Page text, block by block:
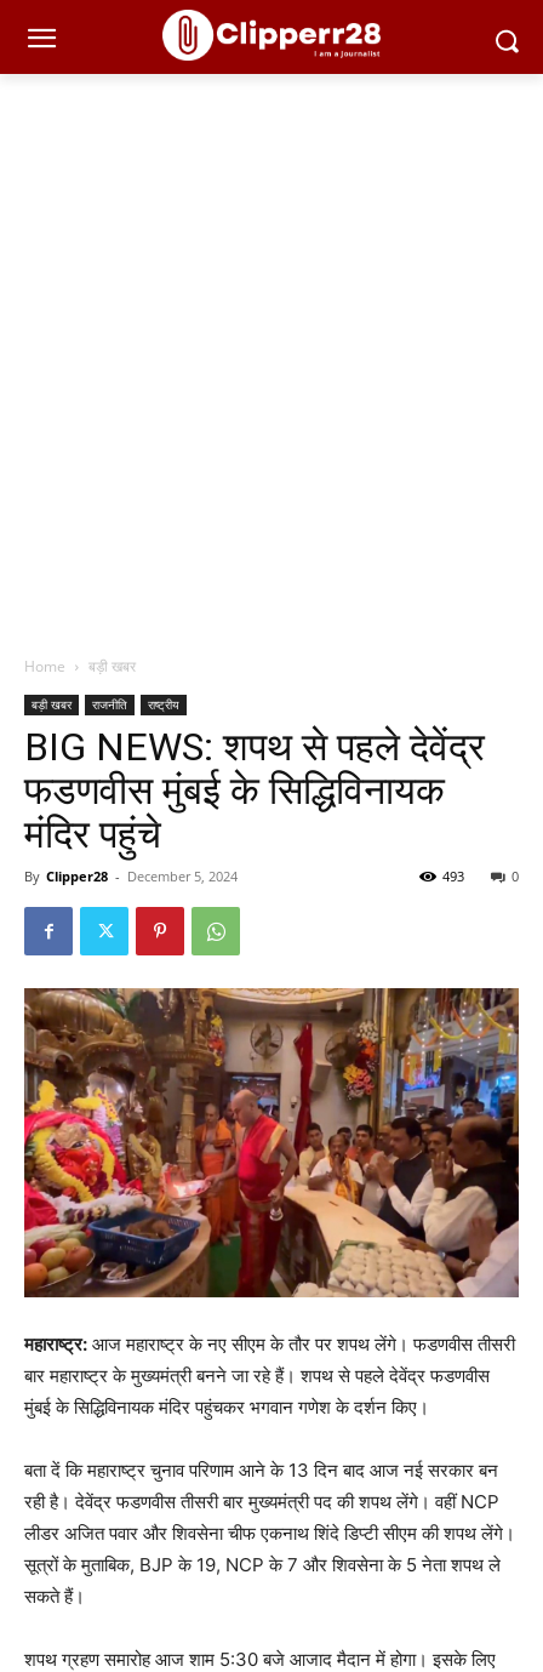
Home बड़ी खबर
बड़ी खबर राजनीति राष्ट्रीय
BIG NEWS: शपथ से पहले देवेंद्र
फडणवीस मुंबई के सिद्धिविनायक
मंदिर पहुंचे
By Clipper28 - December 5, 2024 0
493
महाराष्ट्र: आज महाराष्ट्र के नए सीएम के तौर पर शपथ लेंगे। फडणवीस तीसरी
बार महाराष्ट्र के मुख्यमंत्री बनने जा रहे हैं। शपथ से पहले देवेंद्र फडणवीस
मुंबई के सिद्धिविनायक मंदिर पहुंचकर भगवान गणेश के दर्शन किए।
बता दें कि महाराष्ट्र चुनाव परिणाम आने के 13 दिन बाद आज नई सरकार बन
रही है। देवेंद्र फडणवीस तीसरी बार मुख्यमंत्री पद की शपथ लेंगे। वहीं NCP
लीडर अजित पवार और शिवसेना चीफ एकनाथ शिंदे डिप्टी सीएम की शपथ लेंगे।
सूत्रों के मुताबिक, BJP के 19, NCP के 7 और शिवसेना के 5 नेता शपथ ले
सकते हैं।
शपथ ग्रहण समारोह आज शाम 5:30 बजे आजाद मैदान में होगा। इसके लिए